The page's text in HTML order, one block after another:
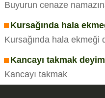
Buyurun cenaze
Kursağında hala
Kursağında hala ekmeği
Kancayı takmak
Kancayı takmak